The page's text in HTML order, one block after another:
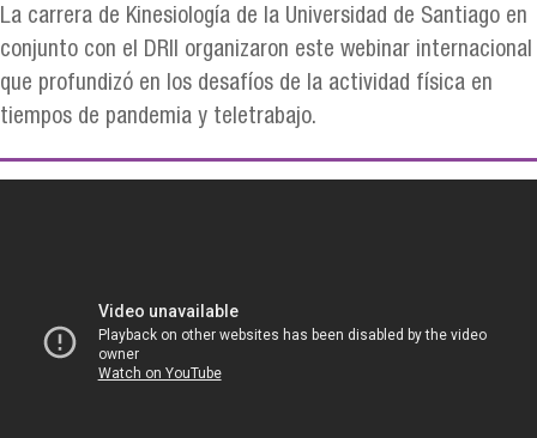
La carrera de Kinesiología de la Universidad de Santiago en
conjunto con el DRII organizaron este webinar internacional
que profundizó en los desafíos de la actividad física en
tiempos de pandemia y teletrabajo.